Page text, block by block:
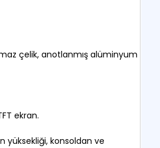
çelik, anotlanmış alüminyum
ekran.
yüksekliği, konsoldan ve